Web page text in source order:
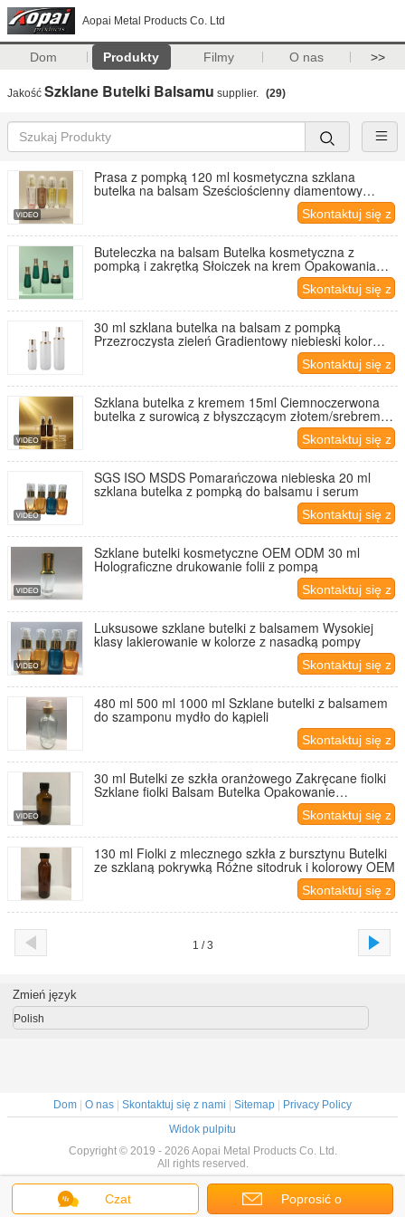
Aopai Metal Products Co. Ltd
Dom Produkty Filmy O nas >>
Jakość Szklane Butelki Balsamu supplier. (29)
Prasa z pompką 120 ml kosmetyczna szklana
butelka na balsam Sześciościenny diamentowy
Skontaktuj się z
nami
Buteleczka na balsam Butelka kosmetyczna z
pompką i zakrętką Słoiczek na krem Opakowania
Skontaktuj się z
nami
30 ml szklana butelka na balsam z pompką
Przezroczysta zieleń Gradientowy niebieski kolor
Skontaktuj się z
nami
Szklana butelka z kremem 15ml Ciemnoczerwona
butelka z surowicą z błyszczącym złotem/srebrem
Pump Eye Lotion Bottle Pump Bottle Cosmetic Bottle
Skontaktuj się z
nami
SGS ISO MSDS Pomarańczowa niebieska 20 ml
szklana butelka z pompką do balsamu i serum
Skontaktuj się z
nami
Szklane butelki kosmetyczne OEM ODM 30 ml
Holograficzne drukowanie folii z pompą
Skontaktuj się z
nami
Luksusowe szklane butelki z balsamem Wysokiej
klasy lakierowanie w kolorze z nasadką pompy
Skontaktuj się z
nami
480 ml 500 ml 1000 ml Szklane butelki z balsamem
do szamponu mydło do kąpieli
Skontaktuj się z
nami
30 ml Butelki ze szkła oranżowego Zakręcane fiolki
Szklane fiolki Balsam Butelka Opakowanie
Skontaktuj się z
nami
130 ml Fiolki z mlecznego szkła z bursztynu Butelki
ze szklaną pokrywką Różne sitodruk i kolorowy OEM
Skontaktuj się z
nami
1 / 3
Czat Poprosić o
Zmień język
Polish
Dom O nas Skontaktuj się z nami Sitemap
Privacy Policy
Widok pulpitu
Copyright © 2019 - 2026 Aopai Metal Products Co. Ltd.
All rights reserved.